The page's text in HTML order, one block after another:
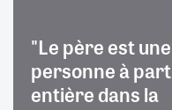
"Le père est une
personne à part
entière dans la